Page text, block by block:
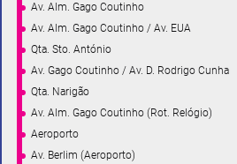
Av. Alm. Gago Coutinho
Av. Alm. Gago Coutinho / Av. EUA
Qta. Sto. António
Av. Gago Coutinho / Av. D. Rodrigo Cunha
Qta. Narigão
Av. Alm. Gago Coutinho (Rot. Relógio)
Aeroporto
Av. Berlim (Aeroporto)